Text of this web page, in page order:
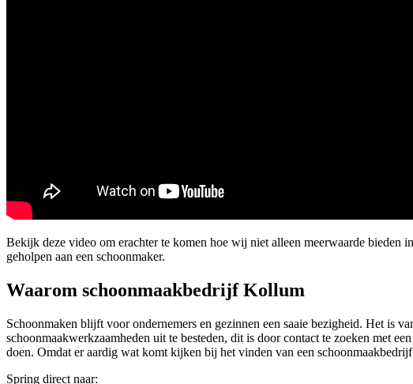
Bekijk deze video om erachter te komen hoe wij niet alleen meerwaarde
geholpen aan een schoonmaker.
Waarom schoonmaakbedrijf Kollum
Schoonmaken blijft voor ondernemers en gezinnen een saaie bezigheid. Het is
schoonmaakwerkzaamheden uit te besteden, dit is door contact te zoeken met
doen. Omdat er aardig wat komt kijken bij het vinden van een
Spring direct naar: